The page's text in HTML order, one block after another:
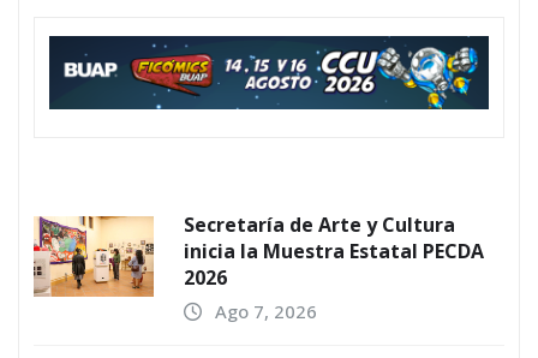
Secretaría de Arte y Cultura
inicia la Muestra Estatal PECDA
2026
Ago 7, 2026